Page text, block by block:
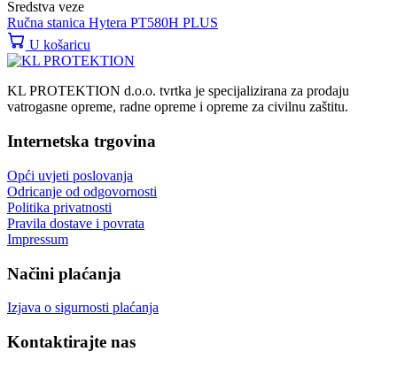
Sredstva veze
Ručna stanica Hytera PT580H PLUS
U košaricu
KL PROTEKTION d.o.o. tvrtka je specijalizirana za prodaju
vatrogasne opreme, radne opreme i opreme za civilnu zaštitu.
Internetska trgovina
Opći uvjeti poslovanja
Odricanje od odgovornosti
Politika privatnosti
Pravila dostave i povrata
Impressum
Načini plaćanja
Izjava o sigurnosti plaćanja
Kontaktirajte nas